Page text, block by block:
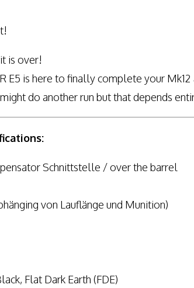
is over!
E5 is here to finally complete your
do another run but that depends
Schnittstelle / over the barrel
von Lauflänge und Munition)
Flat Dark Earth (FDE)